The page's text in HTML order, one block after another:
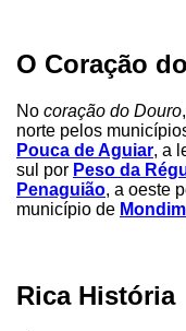
O Coração
No coração do Douro
norte pelos
Pouca de Aguiar, a
sul por Peso da
Penaguião, a oeste
município de
Rica História